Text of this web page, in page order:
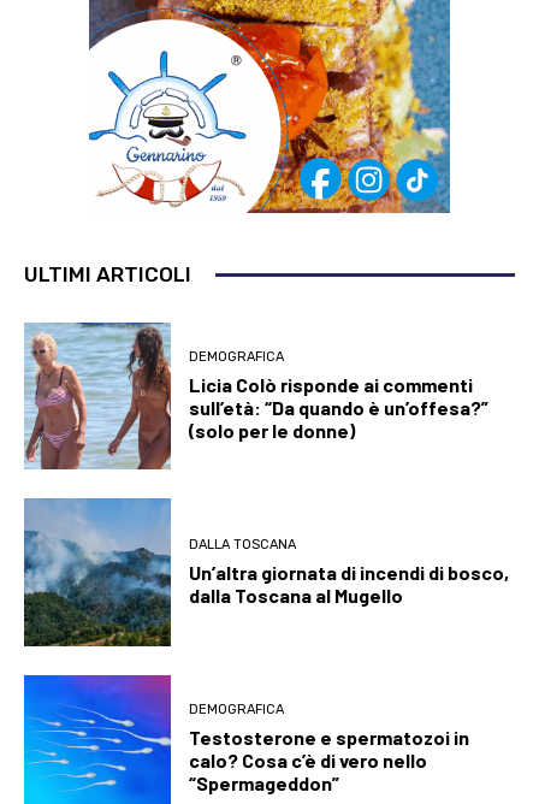
ULTIMI ARTICOLI
DEMOGRAFICA
Licia Colò risponde ai commenti
sull’età: “Da quando è un’offesa?”
(solo per le donne)
DALLA TOSCANA
Un’altra giornata di incendi di bosco,
dalla Toscana al Mugello
DEMOGRAFICA
Testosterone e spermatozoi in
calo? Cosa c’è di vero nello
“Spermageddon”